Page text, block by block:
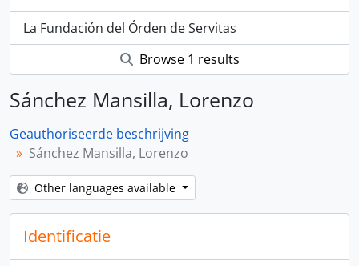
La Fundación del Órden de Servitas
Browse 1 results
Sánchez Mansilla, Lorenzo
Geauthoriseerde beschrijving
Sánchez Mansilla, Lorenzo
Other languages available
Identificatie